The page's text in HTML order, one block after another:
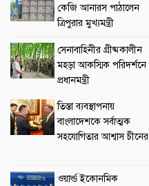
কেজি আনারস পাঠালেন
ত্রিপুরার মুখ্যমন্ত্রী
সেনাবাহিনীর গ্রীষ্মকালীন
মহড়া আকস্মিক পরিদর্শনে
প্রধানমন্ত্রী
তিস্তা ব্যবস্থাপনায়
বাংলাদেশকে সর্বাত্মক
সহযোগিতার আশ্বাস চীনের
ওয়ার্ল্ড ইকোনমিক